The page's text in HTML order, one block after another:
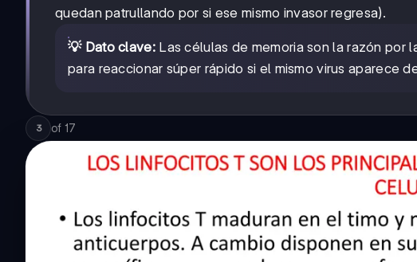
quedan patrullando por si ese mismo invasor regresa).
💡 Dato clave:Las células de memoria son la razón por
para reaccionar súper rápido si el mismo virus aparece
3 of 17